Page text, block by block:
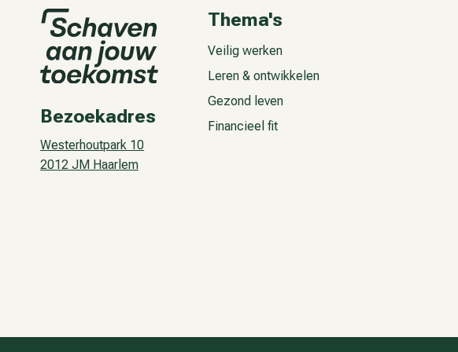
Bezoekadres
Westerhoutpark 10
2012 JM Haarlem
Thema's
Veilig werken
Leren & ontwikkelen
Gezond leven
Financieel fit